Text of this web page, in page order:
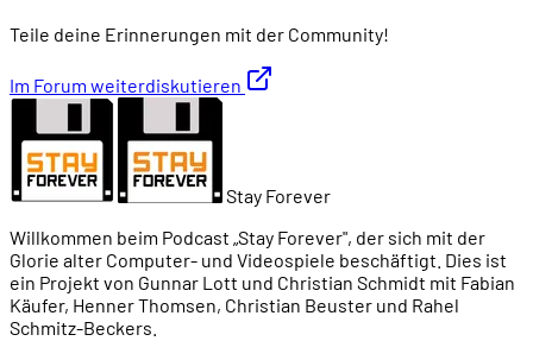
Teile deine Erinnerungen mit der Community!
Im Forum weiterdiskutieren
Stay Forever
Willkommen beim Podcast „Stay Forever", der sich mit der
Glorie alter Computer- und Videospiele beschäftigt. Dies ist
ein Projekt von Gunnar Lott und Christian Schmidt mit Fabian
Käufer, Henner Thomsen, Christian Beuster und Rahel
Schmitz-Beckers.